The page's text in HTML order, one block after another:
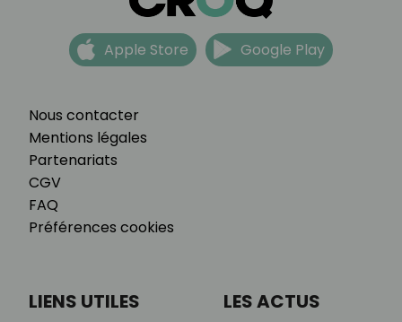
Nous contacter
Mentions légales
Partenariats
CGV
FAQ
Préférences cookies
Apple Store Google Play
LIENS UTILES LES ACTUS